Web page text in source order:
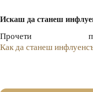
Искаш да станеш
Прочети
Как да станеш